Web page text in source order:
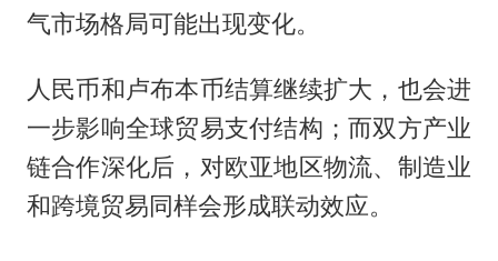
气市场格局可能出现变化。
人民币和卢布本币结算继续扩大，也会进
一步影响全球贸易支付结构；而双方产业
链合作深化后，对欧亚地区物流、制造业
和跨境贸易同样会形成联动效应。